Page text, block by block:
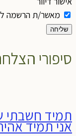
מאשר/ת הרשמה
שליחה
סיפורי
תמיד חשבתי
אני תמיד